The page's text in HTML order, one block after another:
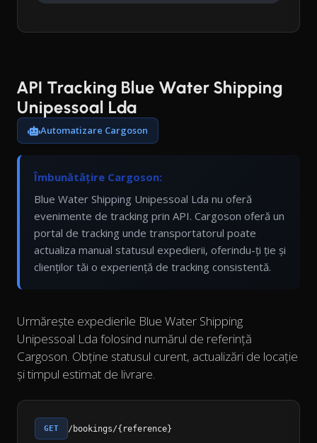
API Tracking Blue Water Shipping
Unipessoal Lda
Automatizare Cargoson
Îmbunătățire Cargoson:
Blue Water Shipping Unipessoal Lda nu oferă
evenimente de tracking prin API. Cargoson oferă un
portal de tracking unde transportatorul poate
actualiza manual statusul expedierii, oferindu-ți ție și
clienților tăi o experiență de tracking consistentă.
Urmărește expedierile Blue Water Shipping
Unipessoal Lda folosind numărul de referință
Cargoson. Obține statusul curent, actualizări de locație
și timpul estimat de livrare.
GET /bookings/{reference}